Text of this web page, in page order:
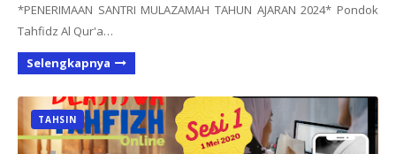
*PENERIMAAN SANTRI MULAZAMAH TAHUN AJARAN 2024* Pondok
Tahfidz Al Qur'a…
Selengkapnya
TAHSIN